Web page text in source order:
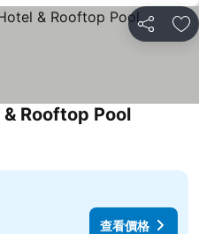
分享 加
Rooftop Pool查看價格
查看價格